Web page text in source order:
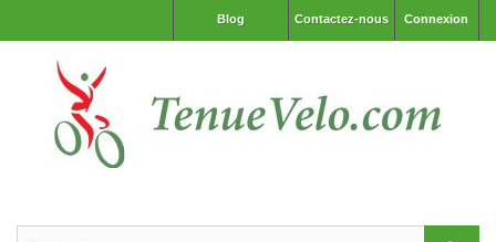
Connexion
Contactez-nous
Blog